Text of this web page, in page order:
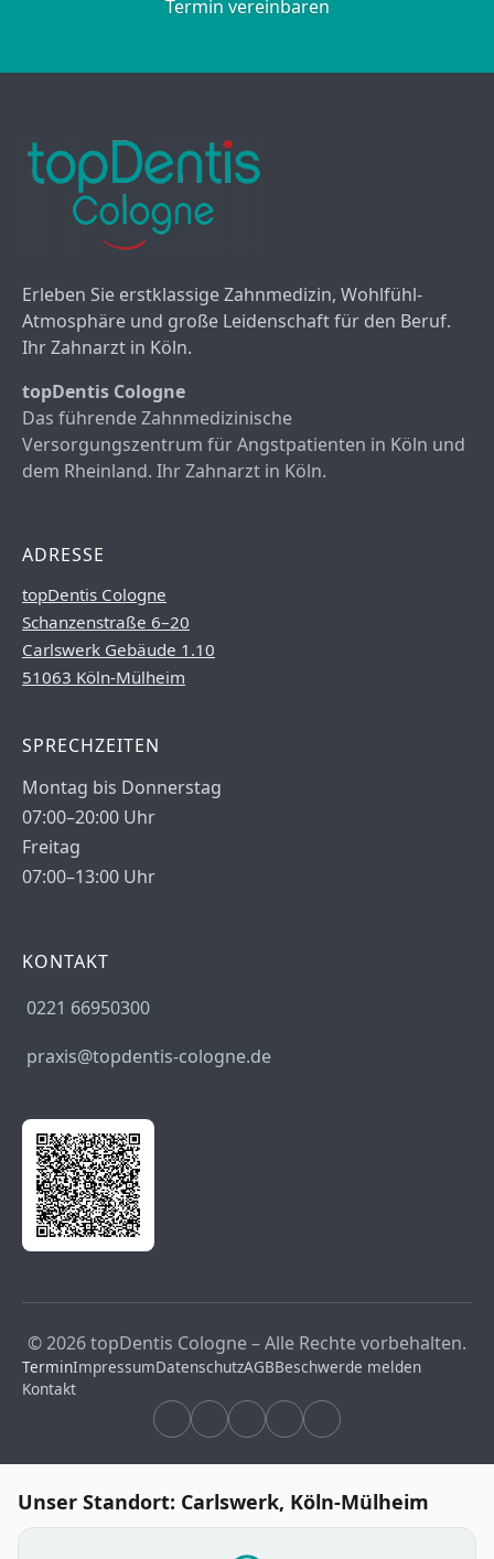
Termin vereinbaren
Erleben Sie erstklassige Zahnmedizin, Wohlfühl-
Atmosphäre und große Leidenschaft für den Beruf.
Ihr Zahnarzt in Köln.
topDentis Cologne
Das führende Zahnmedizinische
Versorgungszentrum für Angstpatienten in Köln und
dem Rheinland. Ihr Zahnarzt in Köln.
ADRESSE
topDentis Cologne
Schanzenstraße 6–20
Carlswerk Gebäude 1.10
51063 Köln-Mülheim
SPRECHZEITEN
Montag bis Donnerstag
07:00–20:00 Uhr
Freitag
07:00–13:00 Uhr
KONTAKT
0221 66950300
praxis@topdentis-cologne.de
© 2026 topDentis Cologne – Alle Rechte vorbehalten.
TerminImpressumDatenschutzAGBBeschwerde melden
Kontakt
Unser Standort: Carlswerk, Köln-Mülheim